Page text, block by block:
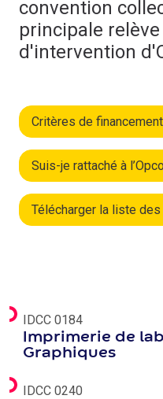
convention
principale
d'intervention
Critères de financement
Suis-je rattaché à
Télécharger la liste
IDCC 0184
Imprimerie de
Graphiques
IDCC 0240